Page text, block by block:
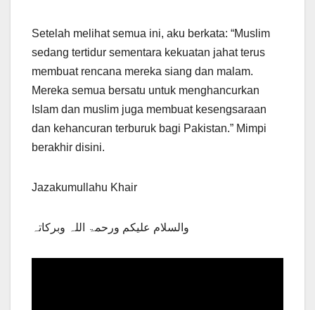
Setelah melihat semua ini, aku berkata: “Muslim
sedang tertidur sementara kekuatan jahat terus
membuat rencana mereka siang dan malam.
Mereka semua bersatu untuk menghancurkan
Islam dan muslim juga membuat kesengsaraan
dan kehancuran terburuk bagi Pakistan.” Mimpi
berakhir disini.
Jazakumullahu Khair
والسلام علیکم ورحمۃ اللہ وبرکاتہ